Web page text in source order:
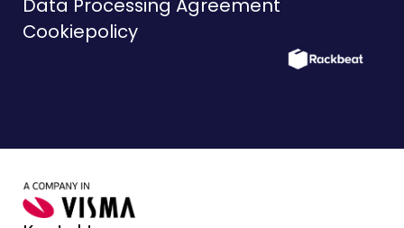
Data Processing Agreement
Cookiepolicy